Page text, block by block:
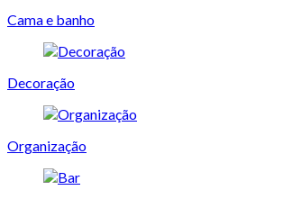
Cama e banho
Decoração
Organização